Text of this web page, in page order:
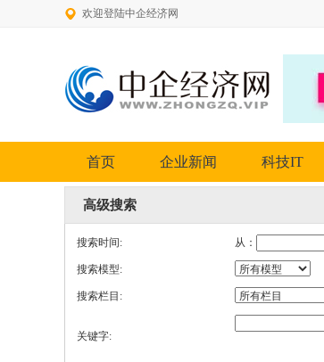
欢迎登陆中企经济网
首页 企业新闻 科技IT
高级搜索
搜索时间: 从：
搜索模型:
搜索栏目:
关键字: